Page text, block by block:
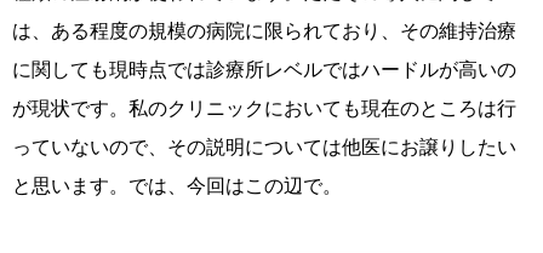
は、ある程度の規模の病院に限られており、その維持治療
に関しても現時点では診療所レベルではハードルが高いの
が現状です。私のクリニックにおいても現在のところは行
っていないので、その説明については他医にお譲りしたい
と思います。では、今回はこの辺で。